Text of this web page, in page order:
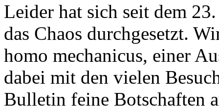
Leider hat sich seit dem
das Chaos durchgesetzt.
homo mechanicus, einer
dabei mit den vielen
Bulletin feine Botschaften